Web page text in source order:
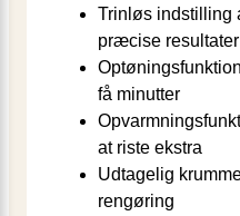
Trinløs indstilling
præcise resultater
få minutter
at riste ekstra
Udtagelig
rengøring